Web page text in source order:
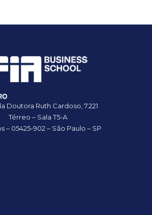
Doutora Ruth Cardoso, 7.221
Térreo – Sala T5-A
– 05425-902 – São Paulo – SP